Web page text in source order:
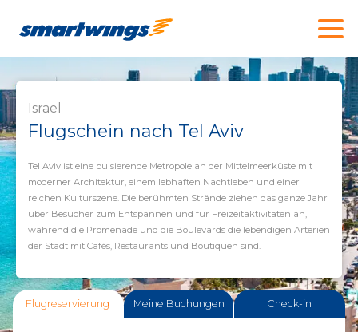
Israel
Flugschein nach Tel Aviv
Tel Aviv ist eine pulsierende Metropole an der Mittelmeerküste mit
moderner Architektur, einem lebhaften Nachtleben und einer
reichen Kulturszene. Die berühmten Strände ziehen das ganze Jahr
über Besucher zum Entspannen und für Freizeitaktivitäten an,
während die Promenade und die Boulevards die lebendigen Arterien
der Stadt mit Cafés, Restaurants und Boutiquen sind.
Flugreservierung Meine Buchungen Check-in